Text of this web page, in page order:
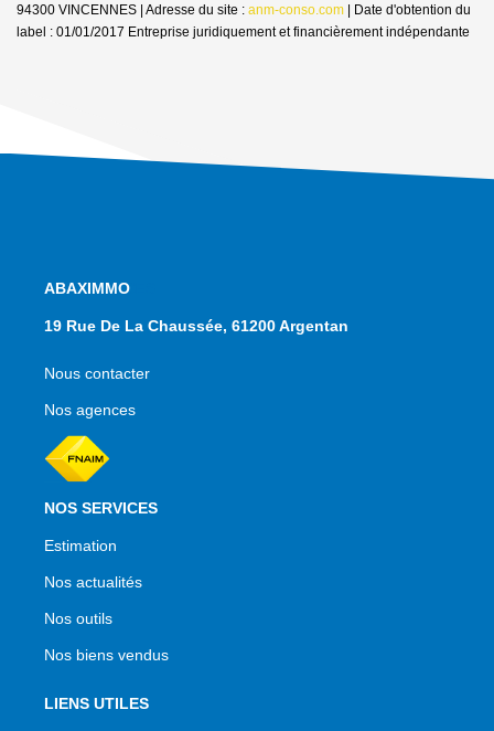
94300 VINCENNES | Adresse du site : anm-conso.com | Date d'obtention du
label : 01/01/2017 Entreprise juridiquement et financièrement indépendante
NOS AGENCES
19 Rue De La Chaussée, 61200 Argentan
Nous contacter
Nos agences
NOS SERVICES
Estimation
Nos actualités
Nos outils
Nos biens vendus
LIENS UTILES